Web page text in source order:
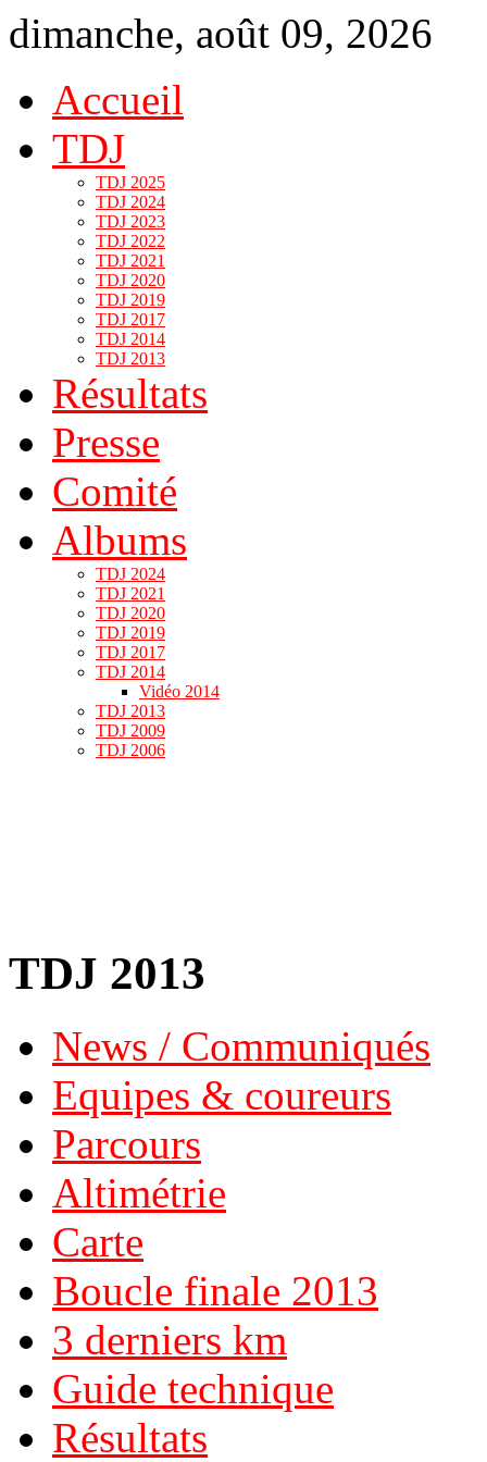
dimanche, août 09, 2026
Accueil
TDJ
TDJ 2025
TDJ 2024
TDJ 2023
TDJ 2022
TDJ 2021
TDJ 2020
TDJ 2019
TDJ 2017
TDJ 2014
TDJ 2013
Résultats
Presse
Comité
Albums
TDJ 2024
TDJ 2021
TDJ 2020
TDJ 2019
TDJ 2017
TDJ 2014
Vidéo 2014
TDJ 2013
TDJ 2009
TDJ 2006
TDJ 2013
News / Communiqués
Equipes & coureurs
Parcours
Altimétrie
Carte
Boucle finale 2013
3 derniers km
Guide technique
Résultats